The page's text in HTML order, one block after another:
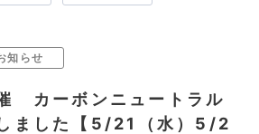
知らせ
カーボンニュートラル
ました【5/21（水）5/2